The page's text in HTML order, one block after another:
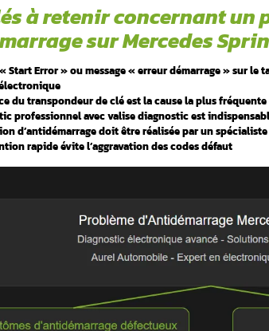
intervention professionnelle, contactez-nous
Voici les points essentiels de cet
Vous souhaitez lire l’ensemble de
Points clés à retenir
d’antidémarrage sur
Le message « Start Error » ou
du système électronique
La défaillance du transpondeur de